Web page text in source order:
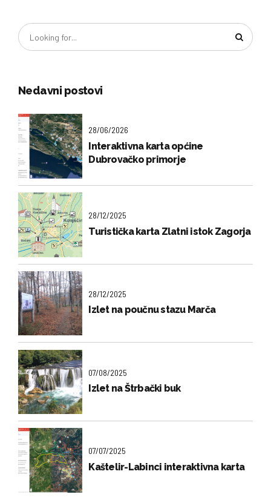
Nedavni postovi
28/06/2026
Interaktivna karta općine
Dubrovačko primorje
28/12/2025
Turistička karta Zlatni istok Zagorja
28/12/2025
Izlet na poučnu stazu Marča
07/08/2025
Izlet na Štrbački buk
07/07/2025
Kaštelir-Labinci interaktivna karta